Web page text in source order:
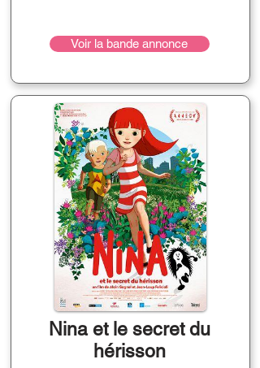
Voir la bande annonce
Nina et le secret du
hérisson